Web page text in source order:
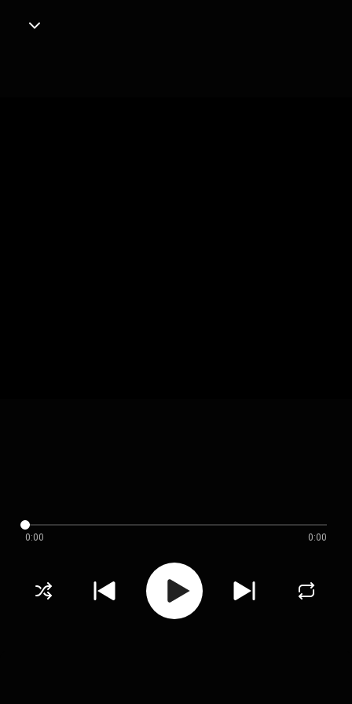
0:00 0:00